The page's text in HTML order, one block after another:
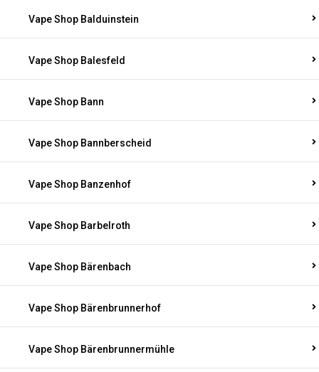
Vape Shop Balduinstein
Vape Shop Balesfeld
Vape Shop Bann
Vape Shop Bannberscheid
Vape Shop Banzenhof
Vape Shop Barbelroth
Vape Shop Bärenbach
Vape Shop Bärenbrunnerhof
Vape Shop Bärenbrunnermühle